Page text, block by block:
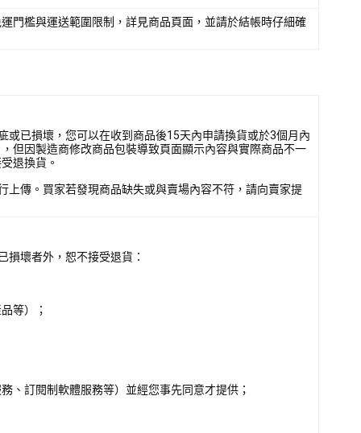
門檻與運送範圍限制，詳見商品頁面，並請於結帳時仔細確
已損壞，您可以在收到商品後15天內申請換貨或於3個月內
但因製造商修改商品包裝導致頁面顯示內容與實際商品不一
退換貨。
傳。買家若發現商品缺失或與賣場內容不符，請向賣家提
壞者外，恕不接受退貨：
等）；
、訂閱制軟體服務等）並經您事先同意才提供；